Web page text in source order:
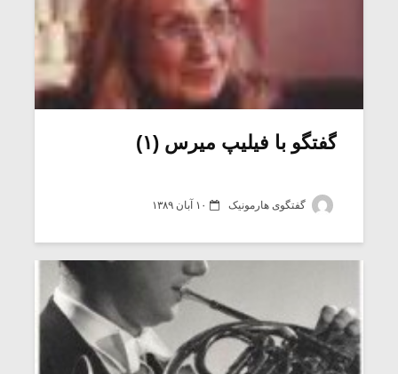
گفتگو با فیلیپ میرس (۱)
گفتگوی هارمونیک ۱۰ آبان ۱۳۸۹